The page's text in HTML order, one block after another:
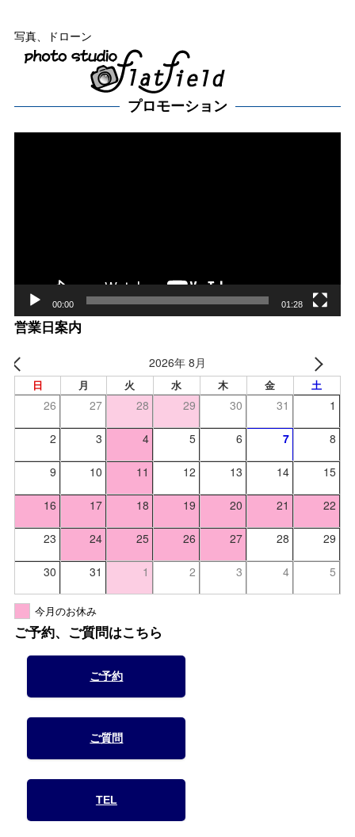
写真、ドローン
プロモーション
00:00 01:28
営業日案内
2026年 8月
日 月 火 水 木 金 土
26 27 28 29 30 31 1
2 3 4 5 6 7 8
9 10 11 12 13 14 15
16 17 18 19 20 21 22
23 24 25 26 27 28 29
30 31 1 2 3 4 5
今月のお休み
ご予約、ご質問はこちら
ご予約
ご質問
TEL